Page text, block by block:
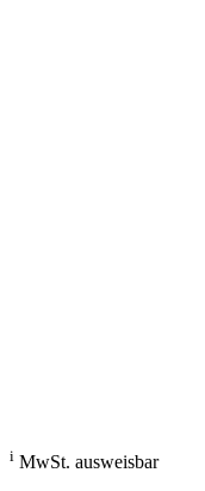
i MwSt. ausweisbar